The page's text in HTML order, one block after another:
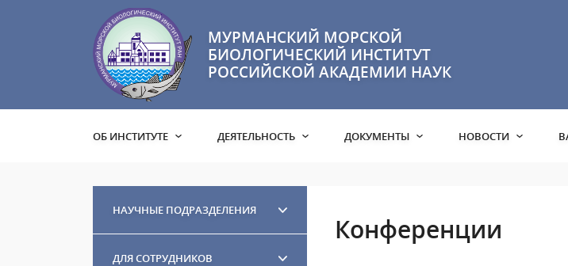
МУРМАНСКИЙ МОРСКОЙ
БИОЛОГИЧЕСКИЙ ИНСТИТУТ
РОССИЙСКОЙ АКАДЕМИИ НАУК
ОБ ИНСТИТУТЕ ДЕЯТЕЛЬНОСТЬ ДОКУМЕНТЫ НОВОСТИ
НАУЧНЫЕ ПОДРАЗДЕЛЕНИЯ
ДЛЯ СОТРУДНИКОВ
Конференции